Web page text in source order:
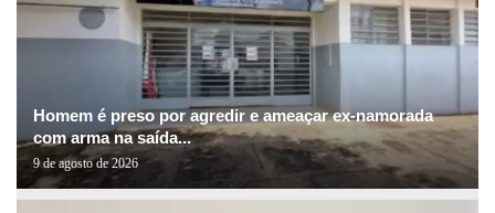
Homem é preso por agredir e ameaçar ex-namorada
com arma na saída...
9 de agosto de 2026